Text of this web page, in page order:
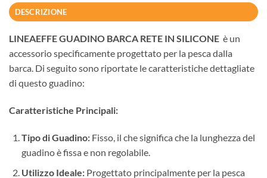
DESCRIZIONE
LINEAEFFE GUADINO BARCA RETE IN SILICONE è un
accessorio specificamente progettato per la pesca dalla
barca. Di seguito sono riportate le caratteristiche dettagliate
di questo guadino:
Caratteristiche Principali:
Tipo di Guadino:Fisso, il che significa che la lunghezza del
guadino è fissa e non regolabile.
Utilizzo Ideale:Progettato principalmente per la pesca